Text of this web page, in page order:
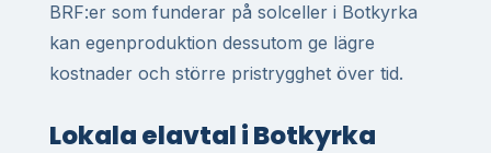
BRF:er som funderar på solceller i Botkyrka
kan egenproduktion dessutom ge lägre
kostnader och större pristrygghet över tid.
Lokala elavtal i Botkyrka